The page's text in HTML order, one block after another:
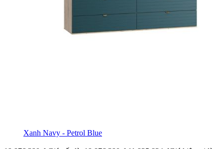
Xanh Navy - Petrol Blue